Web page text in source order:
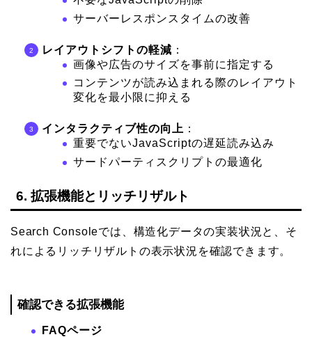
サーバーレスポンスタイムの改善
レイアウトシフトの軽減 ：
画像や広告のサイズを事前に指定する
コンテンツが読み込まれる際のレイアウト
変化を最小限に抑える
インタラクティブ性の向上 ：
重要でないJavaScriptの遅延読み込み
サードパーティスクリプトの最適化
6. 拡張機能とリッチリザルト
Search Consoleでは、構造化データの実装状況と、そ
れによるリッチリザルトの表示状況を確認できます。
確認できる拡張機能
FAQページ